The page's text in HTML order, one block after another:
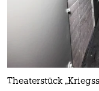
Theaterstück